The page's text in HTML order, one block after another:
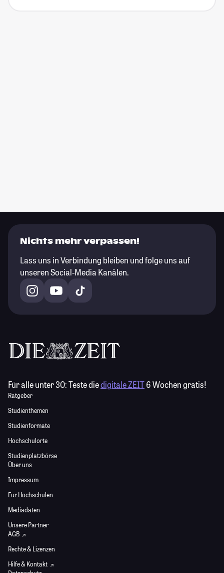
Nichts mehr verpassen!
Lass uns in Verbindung bleiben und folge uns auf
unseren Social-Media Kanälen.
Für alle unter 30:Teste diedigitale ZEIT6 Wochen gratis!
Ratgeber
Studienthemen
Studienformate
Hochschulorte
Studienplatzbörse
Über uns
Impressum
Für Hochschulen
Mediadaten
Unsere Partner
AGB
Rechte & Lizenzen
Hilfe & Kontakt